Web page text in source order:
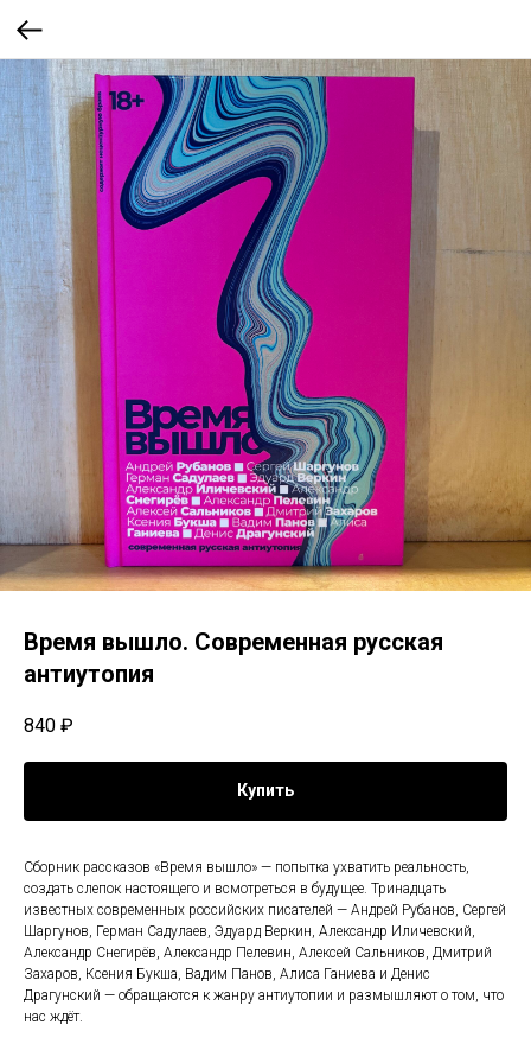
Время вышло. Современная русская
антиутопия
840 ₽
Купить
Сборник рассказов «Время вышло» — попытка ухватить реальность,
создать слепок настоящего и всмотреться в будущее. Тринадцать
известных современных российских писателей — Андрей Рубанов, Сергей
Шаргунов, Герман Садулаев, Эдуард Веркин, Александр Иличевский,
Александр Снегирёв, Александр Пелевин, Алексей Сальников, Дмитрий
Захаров, Ксения Букша, Вадим Панов, Алиса Ганиева и Денис
Драгунский — обращаются к жанру антиутопии и размышляют о том, что
нас ждёт.